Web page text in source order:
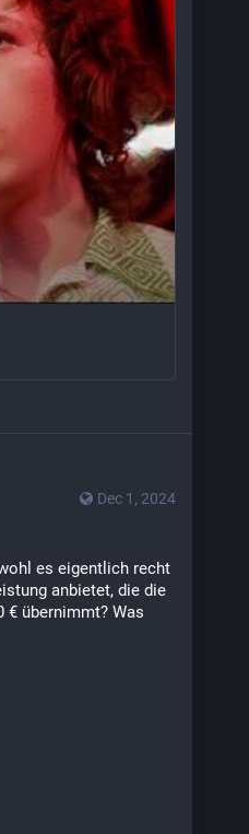
Dec 1, 2024
es eigentlich recht
anbietet, die die
€ übernimmt? Was